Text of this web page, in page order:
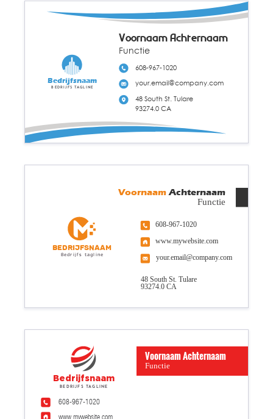
608-967-1020
your.email@company.com
48 South St. Tulare
93274.0 CA
Functie
Voornaam Achternaam
Bedrijfsnaam
Bedrijfs tagline
608-967-1020
www.mywebsite.com
your.email@company.com
48 South St. Tulare
93274.0 CA
Functie
VoornaamAchternaam
Bedrijfsnaam
Bedrijfs tagline
www.mywebsite.com
608-967-1020
Functie
Voornaam Achternaam
Bedrijfsnaam
Bedrijfs tagline